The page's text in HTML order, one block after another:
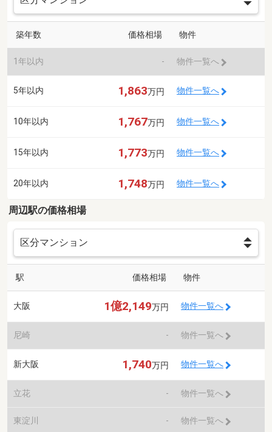
築年数 価格相場 物件
1年以内 - 物件一覧へ
5年以内 1,863万円 物件一覧へ
10年以内 1,767万円 物件一覧へ
15年以内 1,773万円 物件一覧へ
20年以内 1,748万円 物件一覧へ
周辺駅の価格相場
駅 価格相場 物件
大阪 1億2,149万円 物件一覧へ
尼崎 - 物件一覧へ
新大阪 1,740万円 物件一覧へ
立花 - 物件一覧へ
東淀川 - 物件一覧へ